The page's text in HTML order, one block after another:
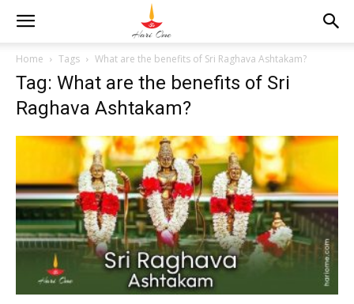
Home Tags What are the benefits of Sri Raghava Ashtakam?
Tag: What are the benefits of Sri
Raghava Ashtakam?